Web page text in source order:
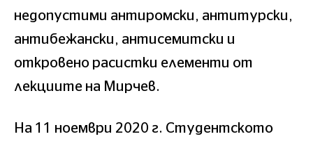
недопустими антиромски, антитурски,
антибежански, антисемитски и
откровено расистки елементи от
лекциите на Мирчев.
На 11 ноември 2020 г. Студентското